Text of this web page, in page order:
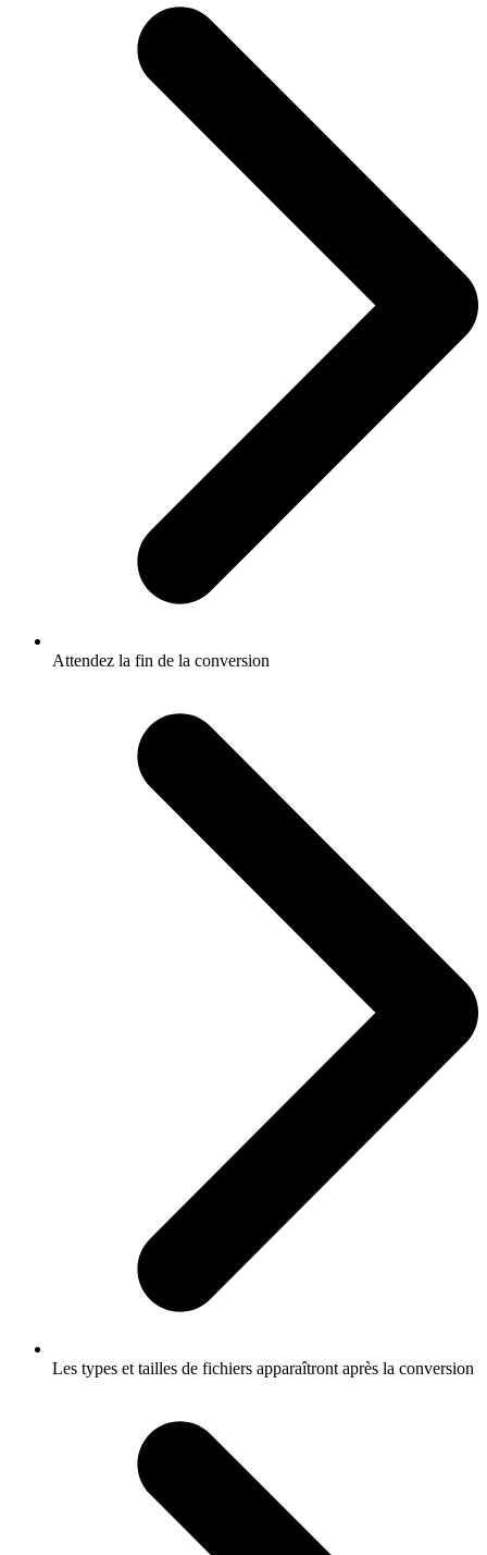
Attendez la fin de la conversion
Les types et tailles de fichiers apparaîtront après la conversion